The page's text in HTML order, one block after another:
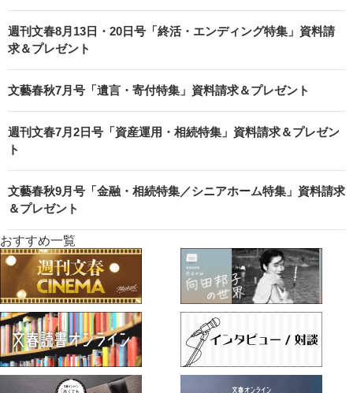
週刊文春8月13日・20日号「終活・エンディング特集」資料請
求＆プレゼント
文藝春秋7月号「遺言・寄付特集」資料請求＆プレゼント
週刊文春7月2日号「資産運用・相続特集」資料請求＆プレゼン
ト
文藝春秋9月号「金融・相続特集／シニアホーム特集」資料請求
＆プレゼント
おすすめ一覧